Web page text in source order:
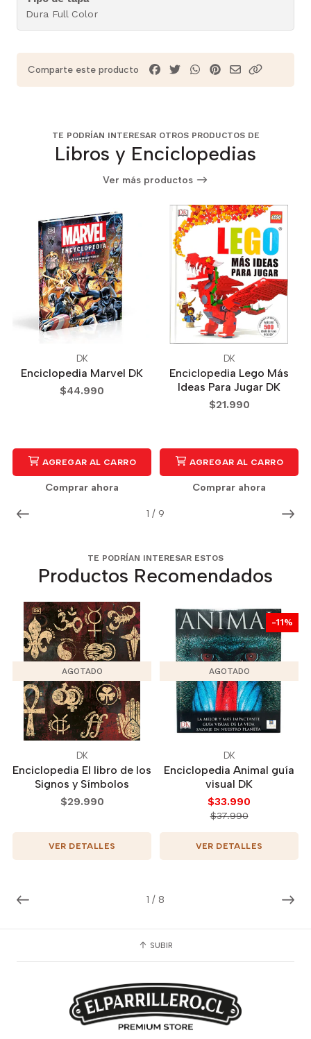
Dura Full Color
Comparte este producto
TE PODRÍAN INTERESAR OTROS PRODUCTOS DE
Libros y Enciclopedias
Ver más productos
1 / 9
DK
Enciclopedia Marvel DK
$44.990
AGREGAR AL CARRO
Comprar ahora
DK
Enciclopedia Lego Más
Ideas Para Jugar DK
$21.990
AGREGAR AL CARRO
Comprar ahora
TE PODRÍAN INTERESAR ESTOS
Productos Recomendados
1 / 8
AGOTADO
DK
Enciclopedia El libro de los
Signos y Símbolos
$29.990
VER DETALLES
-11%
AGOTADO
DK
Enciclopedia Animal guía
visual DK
$33.990
$37.990
VER DETALLES
SUBIR